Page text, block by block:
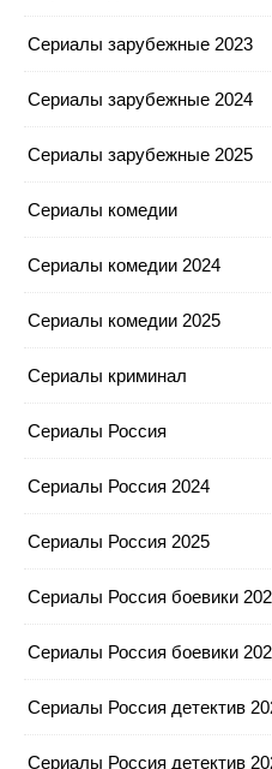
Сериалы зарубежные 2023
Сериалы зарубежные 2024
Сериалы зарубежные 2025
Сериалы комедии
Сериалы комедии 2024
Сериалы комедии 2025
Сериалы криминал
Сериалы Россия
Сериалы Россия 2024
Сериалы Россия 2025
Сериалы Россия боевики
Сериалы Россия боевики
Сериалы Россия детектив
Сериалы Россия детектив